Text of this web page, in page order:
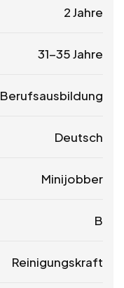
2 Jahre
31-35 Jahre
Berufsausbildung
Deutsch
Minijobber
B
Reinigungskraft